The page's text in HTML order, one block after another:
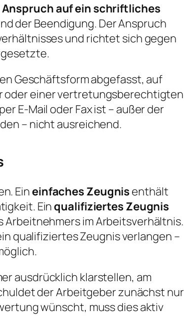
Anspruch auf ein schriftliches
der Beendigung. Der Anspruch
und richtet sich gegen
Geschäftsform abgefasst, auf
oder einer vertretungsberechtigten
E-Mail oder Fax ist – außer der
– nicht ausreichend.
Ein einfaches Zeugnis enthält
Ein qualifiziertes Zeugnis
im Arbeitsverhältnis.
qualifiziertes Zeugnis verlangen –
ausdrücklich klarstellen, am
der Arbeitgeber zunächst nur
wünscht, muss dies aktiv